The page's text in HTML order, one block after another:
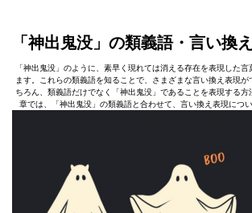
「神出鬼没」の類義語・言い換
「神出鬼没」のように、素早く現れては消える存在を表現した
ます。これらの類義語を知ることで、さまざまな言い換え表現
ちろん、類義語だけでなく「神出鬼没」であることを表現する
章では、「神出鬼没」の類義語と合わせて、言い換え表現につ